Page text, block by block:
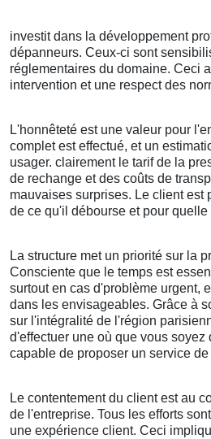
investit dans la développement
dépanneurs. Ceux-ci sont
réglementaires du domaine. Ceci
intervention et une respect des
L'honnêteté est une valeur pour
complet est effectué, et un
usager. clairement le tarif de la
de rechange et des coûts de
mauvaises surprises. Le client est
de ce qu'il débourse et pour quelle
La structure met un priorité sur la
Consciente que le temps est
surtout en cas d'problème urgent,
dans les envisageables. Grâce à
sur l'intégralité de l'région
d'effectuer une où que vous soyez
capable de proposer un service
Le contentement du client est au
de l'entreprise. Tous les efforts
une expérience client. Ceci